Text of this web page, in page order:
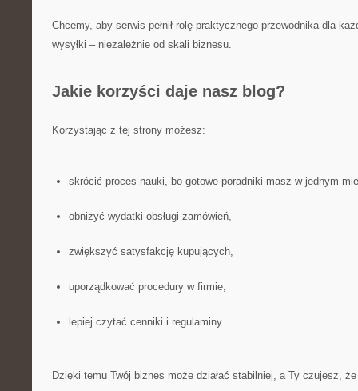
Chcemy, aby serwis pełnił rolę praktycznego przewodnika dla
wysyłki – niezależnie od skali biznesu.
Jakie korzyści daje nasz blog?
Korzystając z tej strony możesz:
skrócić proces nauki, bo gotowe poradniki masz w jednym
obniżyć wydatki obsługi zamówień,
zwiększyć satysfakcję kupujących,
uporządkować procedury w firmie,
lepiej czytać cenniki i regulaminy.
Dzięki temu Twój biznes może działać stabilniej, a Ty czujesz,